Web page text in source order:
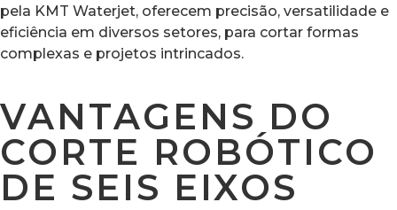
pela KMT Waterjet, oferecem precisão, versatilidade e
eficiência em diversos setores, para cortar formas
complexas e projetos intrincados.
VANTAGENS DO
CORTE ROBÓTICO
DE SEIS EIXOS